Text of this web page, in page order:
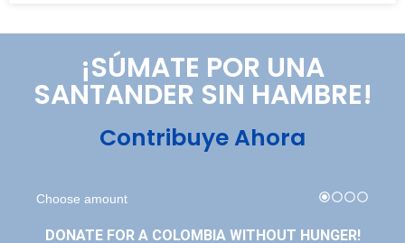
¡SÚMATE POR UNA
SANTANDER SIN HAMBRE!
Contribuye Ahora